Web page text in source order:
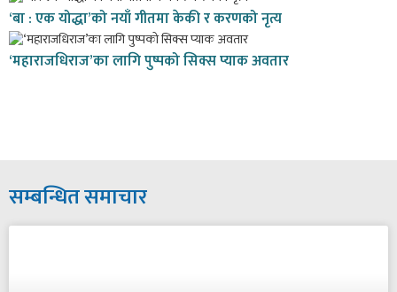
‘बा : एक योद्धा’को नयाँ गीतमा केकी र करणको नृत्य
‘महाराजधिराज’का लागि पुष्पको सिक्स प्याक अवतार
सम्बन्धित समाचार